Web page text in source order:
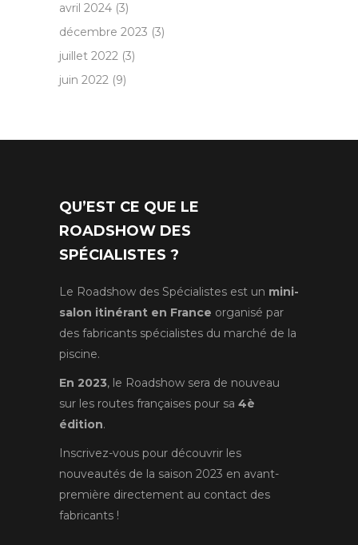
avril 2024 (3)
décembre 2023 (3)
juillet 2022 (3)
juin 2022 (9)
QU’EST CE QUE LE
ROADSHOW DES
SPÉCIALISTES ?
Le Roadshow des Spécialistes est un mini-
salon itinérant en France organisé par
des fabricants spécialistes du marché de la
piscine.
En 2023, le Roadshow sera de nouveau
sur les routes françaises pour sa 4è
édition.
Inscrivez-vous pour découvrir les
nouveautés de la saison 2023 en avant-
première directement au contact des
fabricants !